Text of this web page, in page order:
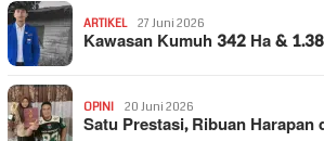
ARTIKEL 27 Juni 2026
Kawasan Kumuh 342 Ha &
OPINI 20 Juni 2026
Satu Prestasi, Ribuan